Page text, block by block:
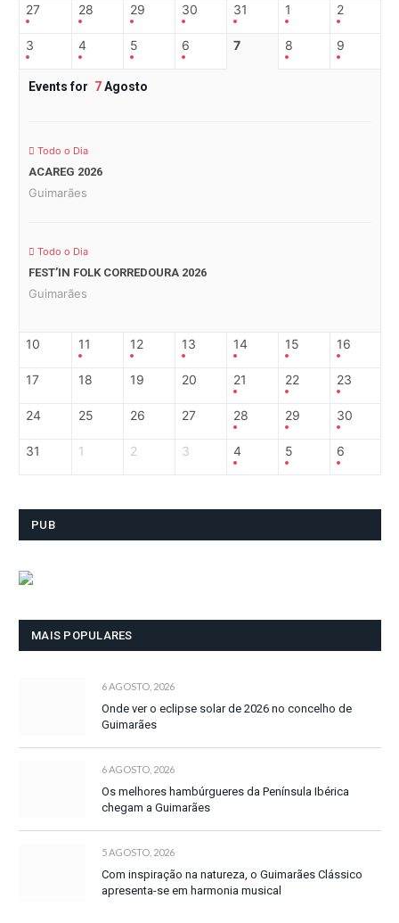
27 28 29 30 31 1 2
3 4 5 6 7 8 9
Events for 7Agosto
Todo o Dia
ACAREG 2026
Guimarães
Todo o Dia
FEST’IN FOLK CORREDOURA 2026
Guimarães
10 11 12 13 14 15 16
17 18 19 20 21 22 23
24 25 26 27 28 29 30
31 1 2 3 4 5 6
PUB
MAIS POPULARES
6 AGOSTO, 2026
Onde ver o eclipse solar de 2026 no concelho de
Guimarães
6 AGOSTO, 2026
Os melhores hambúrgueres da Península Ibérica
chegam a Guimarães
5 AGOSTO, 2026
Com inspiração na natureza, o Guimarães Clássico
apresenta-se em harmonia musical